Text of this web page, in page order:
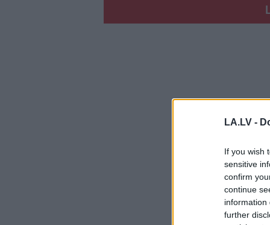
LA.LV -
If you wish
sensitive
confirm
continue
information
further